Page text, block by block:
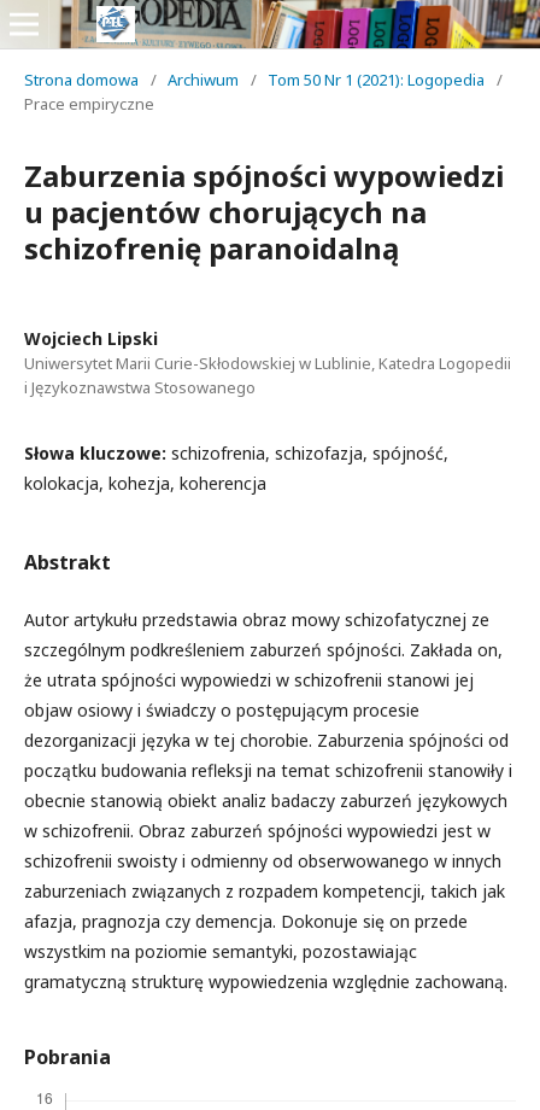
Strona domowa / Archiwum / Tom 50 Nr 1 (2021): Logopedia
/
Prace empiryczne
Zaburzenia spójności wypowiedzi
u pacjentów chorujących na
schizofrenię paranoidalną
Wojciech Lipski
Uniwersytet Marii Curie-Skłodowskiej w Lublinie, Katedra Logopedii
i Językoznawstwa Stosowanego
Słowa kluczowe: schizofrenia, schizofazja, spójność,
kolokacja, kohezja, koherencja
Abstrakt
Autor artykułu przedstawia obraz mowy schizofatycznej ze
szczególnym podkreśleniem zaburzeń spójności. Zakłada on,
że utrata spójności wypowiedzi w schizofrenii stanowi jej
objaw osiowy i świadczy o postępującym procesie
dezorganizacji języka w tej chorobie. Zaburzenia spójności od
początku budowania refleksji na temat schizofrenii stanowiły i
obecnie stanowią obiekt analiz badaczy zaburzeń językowych
w schizofrenii. Obraz zaburzeń spójności wypowiedzi jest w
schizofrenii swoisty i odmienny od obserwowanego w innych
zaburzeniach związanych z rozpadem kompetencji, takich jak
afazja, pragnozja czy demencja. Dokonuje się on przede
wszystkim na poziomie semantyki, pozostawiając
gramatyczną strukturę wypowiedzenia względnie zachowaną.
Pobrania